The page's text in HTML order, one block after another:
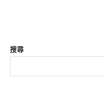
搜尋